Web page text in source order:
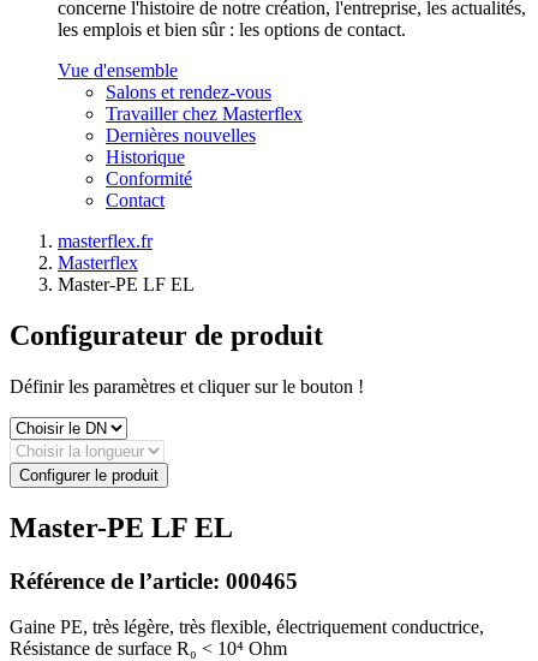
concerne l'histoire de notre création, l'entreprise, les actualités,
les emplois et bien sûr : les options de contact.
Vue d'ensemble
Salons et rendez-vous
Travailler chez Masterflex
Dernières nouvelles
Historique
Conformité
Contact
masterflex.fr
Masterflex
Master-PE LF EL
Configurateur de produit
Définir les paramètres et cliquer sur le bouton !
Configurer le produit
Master-PE LF EL
Référence de l’article: 000465
Gaine PE, très légère, très flexible, électriquement conductrice,
Résistance de surface R₀ < 10⁴ Ohm